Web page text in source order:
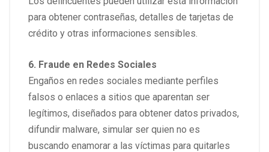
para obtener contraseñas, detalles de tarjetas de
crédito y otras informaciones sensibles.
6. Fraude en Redes Sociales
Engaños en redes sociales mediante perfiles
falsos o enlaces a sitios que aparentan ser
legítimos, diseñados para obtener datos privados,
difundir malware, simular ser quien no es
buscando enamorar a las víctimas para quitarles